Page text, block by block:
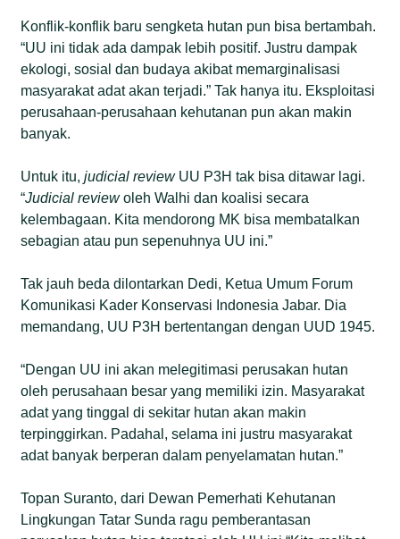
Konflik-konflik baru sengketa hutan pun bisa bertambah.
“UU ini tidak ada dampak lebih positif. Justru dampak
ekologi, sosial dan budaya akibat memarginalisasi
masyarakat adat akan terjadi.” Tak hanya itu. Eksploitasi
perusahaan-perusahaan kehutanan pun akan makin
banyak.
Untuk itu,judicial review UU P3H tak bisa ditawar lagi.
“Judicial reviewoleh Walhi dan koalisi secara
kelembagaan. Kita mendorong MK bisa membatalkan
sebagian atau pun sepenuhnya UU ini.”
Tak jauh beda dilontarkan Dedi, Ketua Umum Forum
Komunikasi Kader Konservasi Indonesia Jabar. Dia
memandang, UU P3H bertentangan dengan UUD 1945.
“Dengan UU ini akan melegitimasi perusakan hutan
oleh perusahaan besar yang memiliki izin. Masyarakat
adat yang tinggal di sekitar hutan akan makin
terpinggirkan. Padahal, selama ini justru masyarakat
adat banyak berperan dalam penyelamatan hutan.”
Topan Suranto, dari Dewan Pemerhati Kehutanan
Lingkungan Tatar Sunda ragu pemberantasan